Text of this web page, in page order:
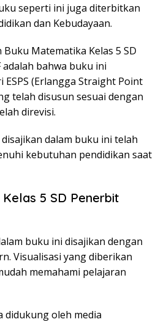
seperti ini juga diterbitkan
dan Kebudayaan.
Matematika Kelas 5 SD
bahwa buku ini
(Erlangga Straight Point
telah disusun sesuai dengan
direvisi.
dalam buku ini telah
kebutuhan pendidikan saat
5 SD Penerbit
buku ini disajikan dengan
Visualisasi yang diberikan
memahami pelajaran
didukung oleh media